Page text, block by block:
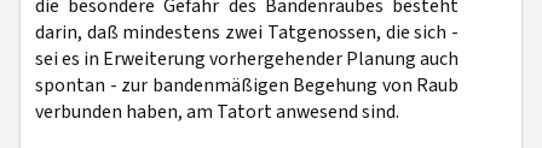
die besondere Gefahr des Bandenraubes besteht
darin, daß mindestens zwei Tatgenossen, die sich -
sei es in Erweiterung vorhergehender Planung auch
spontan - zur bandenmäßigen Begehung von Raub
verbunden haben, am Tatort anwesend sind.